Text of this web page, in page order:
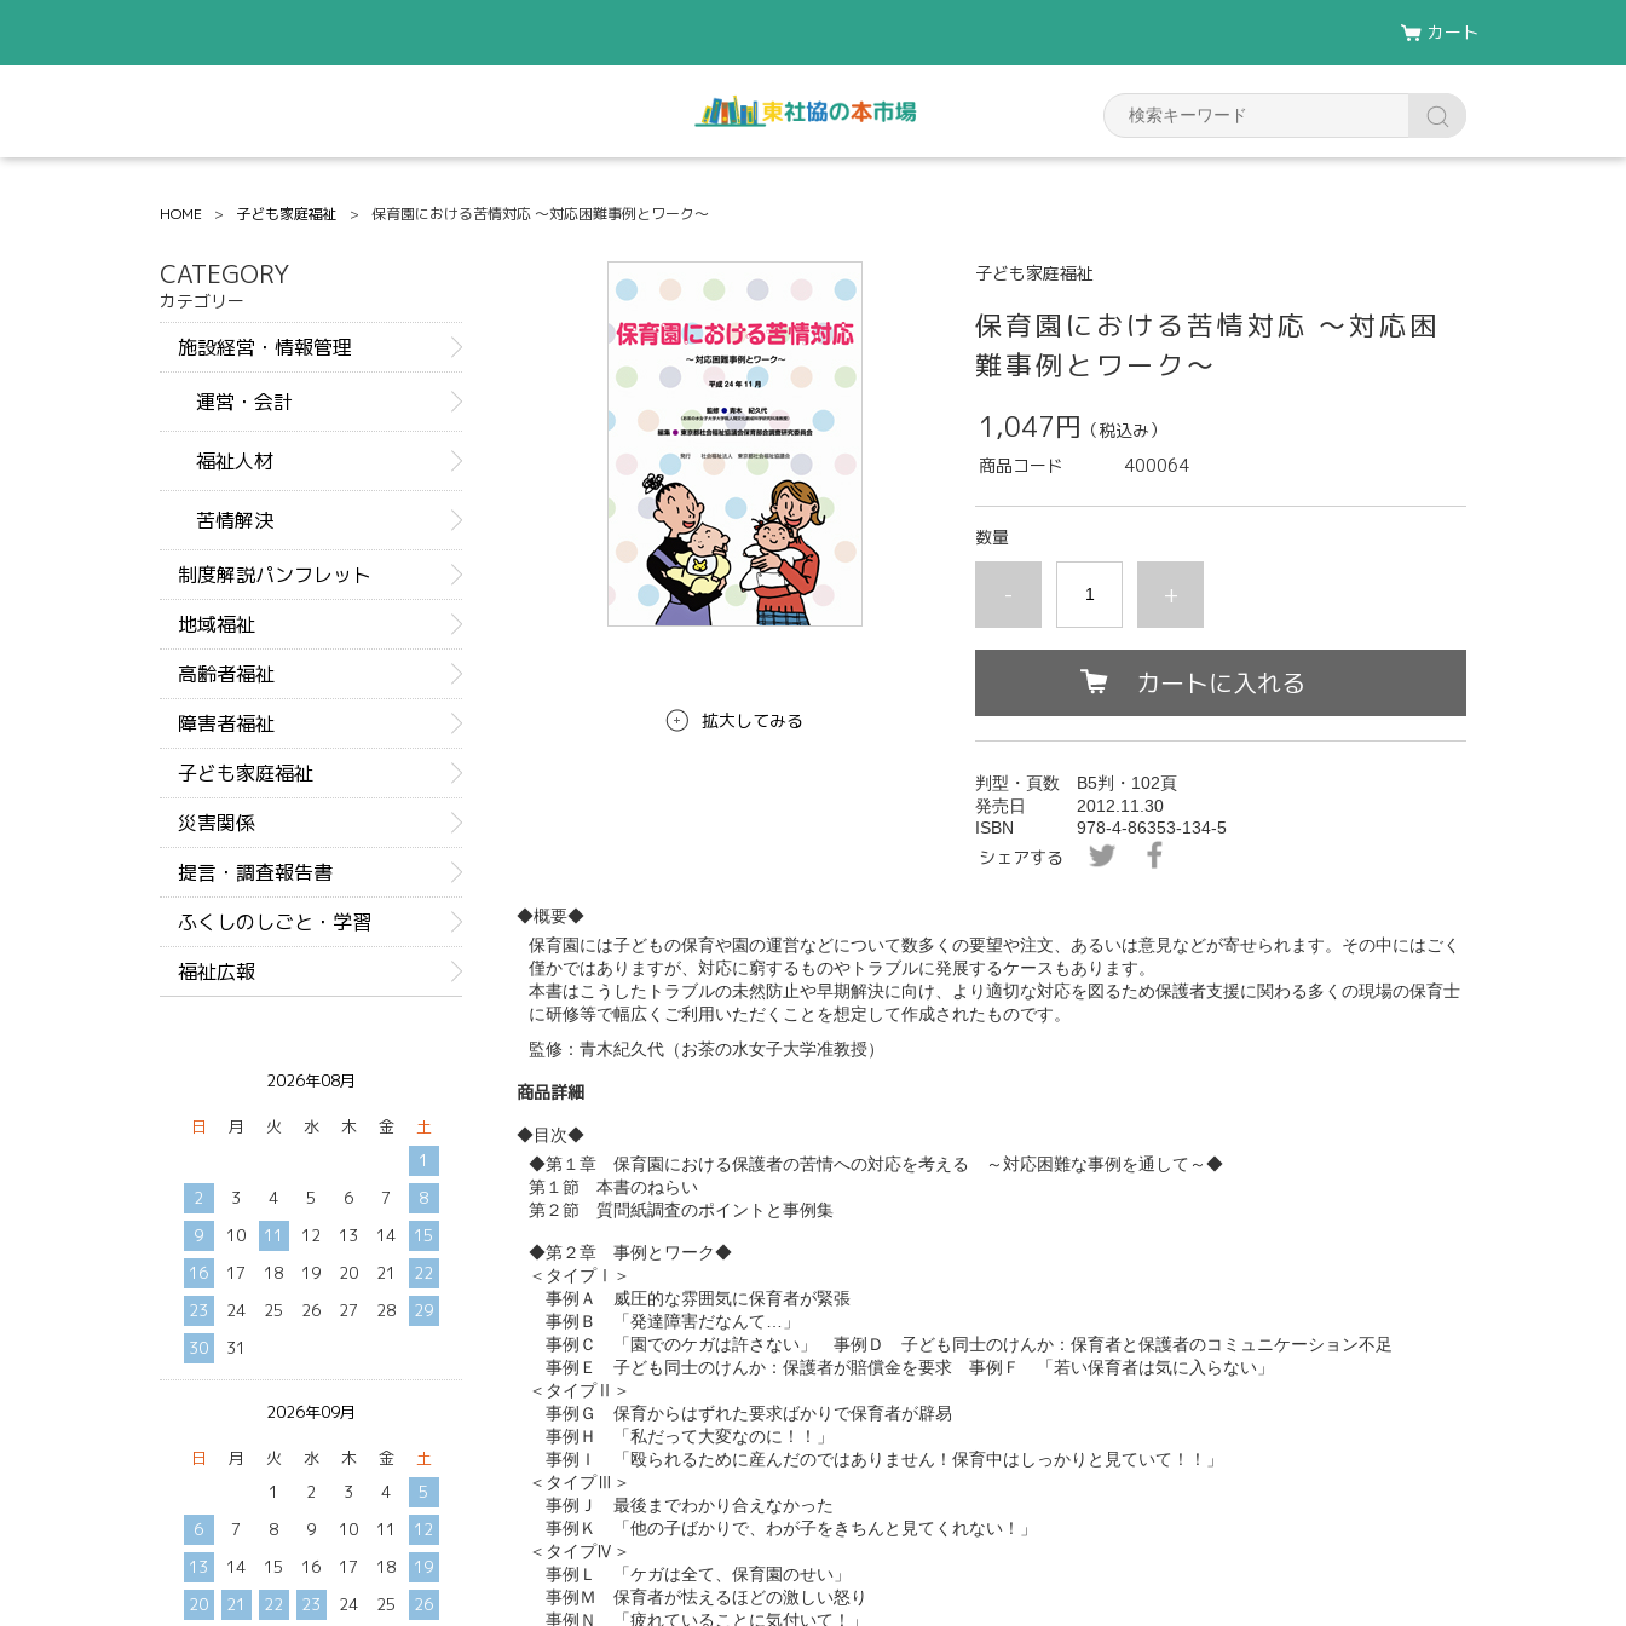
カート
HOME 子ども家庭福祉 保育園における苦情対応 ～対応困難事例とワーク～
拡大してみる
子ども家庭福祉
保育園における苦情対応 ～対応困
難事例とワーク～
1,047円 （税込み）
商品コード
400064
数量
- +
カートに入れる
判型 ・頁数　B5判・102頁
発売日 2012.11.30
ISBN             978-4-86353-134-5
シェアする
◆概要◆
保育園には子どもの保育や園の運営などについて数多くの要望や注文、あるいは意見などが寄せられます。その中にはごく
僅かではありますが、対応に窮するものやトラブルに発展するケースもあります。
本書はこうしたトラブルの未然防止や早期解決に向け、より適切な対応を図るため保護者支援に関わる多くの現場の保育士
に研修等で幅広くご利用いただくことを想定して作成されたものです。
監修：青木紀久代（お茶の水女子大学准教授）
商品詳細
◆目次◆
◆第１章　保育園における保護者の苦情への対応を考える　～対応困難な事例を通して～◆
第１節　本書のねらい
第２節　質問紙調査のポイントと事例集
◆第２章　事例とワーク◆
＜タイプⅠ＞
事例Ａ　威圧的な雰囲気に保育者が緊張
事例Ｂ　「発達障害だなんて…」
事例Ｃ　「園でのケガは許さない」　事例Ｄ　子ども同士のけんか：保育者と保護者のコミュニケーション不足
事例Ｅ　子ども同士のけんか：保護者が賠償金を要求　事例Ｆ　「若い保育者は気に入らない」
＜タイプⅡ＞
事例Ｇ　保育からはずれた要求ばかりで保育者が辟易
事例Ｈ　「私だって大変なのに！！」
事例Ｉ　「殴られるために産んだのではありません！保育中はしっかりと見ていて！！」
＜タイプⅢ＞
事例Ｊ　最後までわかり合えなかった
事例Ｋ　「他の子ばかりで、わが子をきちんと見てくれない！」
＜タイプⅣ＞
事例Ｌ　「ケガは全て、保育園のせい」
事例Ｍ　保育者が怯えるほどの激しい怒り
事例Ｎ　「疲れていることに気付いて！」
CATEGORY
カテゴリー
施設経営・情報管理
運営・会計
福祉人材
苦情解決
制度解説パンフレット
地域福祉
高齢者福祉
障害者福祉
子ども家庭福祉
災害関係
提言・調査報告書
ふくしのしごと・学習
福祉広報
2026年08月
日 月 火 水 木 金
土
1
2
3 4 5 6 7
8
9
10 11 12 13 14
15
16
17 18 19 20 21
22
23
24 25 26 27 28
29
30
31
2026年09月
日 月 火 水 木 金
土
1
2 3 4
5
6
7 8 9 10 11
12
13
14 15 16 17 18
19
20
21 22 23 24 25
26